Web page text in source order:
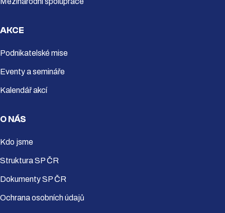
AKCE
Podnikatelské mise
Eventy a semináře
Kalendář akcí
O NÁS
Kdo jsme
Struktura SP ČR
Dokumenty SP ČR
Ochrana osobních údajů